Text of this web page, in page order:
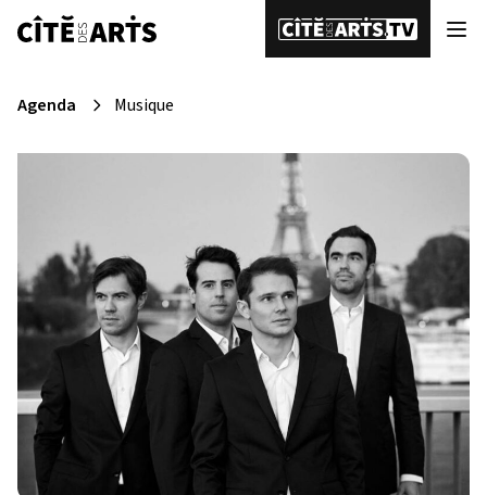
Agenda Musique